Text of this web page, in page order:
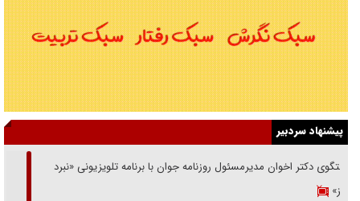
پیشنهاد سردبیر
گفتگوی دکتر اخوان مدیرمسئول روزنامه جوان با برنامه تلویزیونی «نبرد
هرمز»